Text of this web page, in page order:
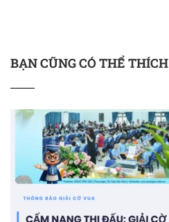
BẠN CŨNG CÓ THỂ THÍCH